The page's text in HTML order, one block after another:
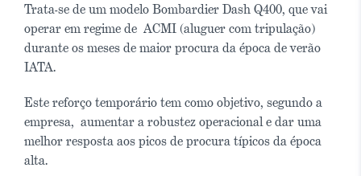
Trata-se de um modelo Bombardier Dash Q400, que vai
operar em regime de ACMI (aluguer com tripulação)
durante os meses de maior procura da época de verão
IATA.
Este reforço temporário tem como objetivo, segundo a
empresa, aumentar a robustez operacional e dar uma
melhor resposta aos picos de procura típicos da época
alta.